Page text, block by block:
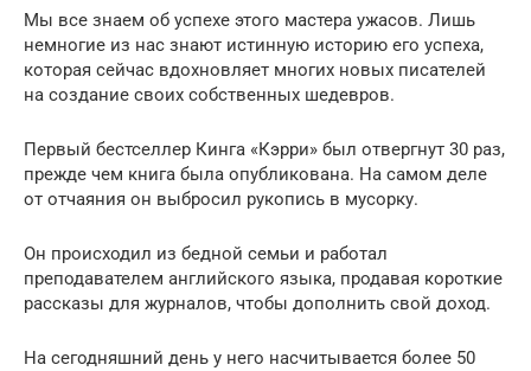
Мы все знаем об успехе этого мастера ужасов. Лишь
немногие из нас знают истинную историю его успеха,
которая сейчас вдохновляет многих новых писателей
на создание своих собственных шедевров.
Первый бестселлер Кинга «Кэрри» был отвергнут 30 раз,
прежде чем книга была опубликована. На самом деле
от отчаяния он выбросил рукопись в мусорку.
Он происходил из бедной семьи и работал
преподавателем английского языка, продавая короткие
рассказы для журналов, чтобы дополнить свой доход.
На сегодняшний день у него насчитывается более 50